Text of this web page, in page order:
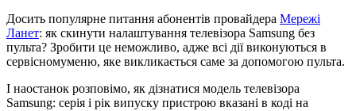
Досить популярне питання абонентів провайдера Мережі
Ланет: як скинути налаштування телевізора Samsung без
пульта? Зробити це неможливо, адже всі дії виконуються в
сервісномуменю, яке викликається саме за допомогою пульта.
І наостанок розповімо, як дізнатися модель телевізора
Samsung: серія і рік випуску пристрою вказані в коді на